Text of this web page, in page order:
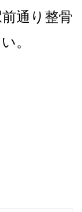
通り整骨
。